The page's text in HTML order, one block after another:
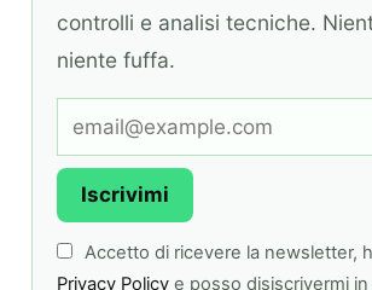
controlli e analisi tecniche.
niente fuffa.
Iscrivimi
Accetto di ricevere la newsletter,
Privacy Policy e posso disiscrivermi